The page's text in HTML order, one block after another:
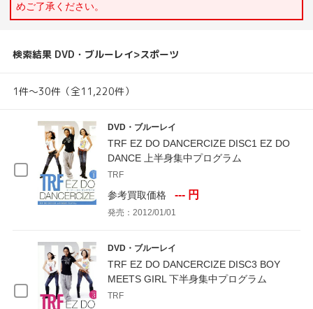
めご了承ください。
検索結果 DVD・ブルーレイ>スポーツ
1件～30件（全11,220件）
DVD・ブルーレイ
TRF EZ DO DANCERCIZE DISC1 EZ DO
DANCE 上半身集中プログラム
TRF
参考買取価格 --- 円
発売：2012/01/01
DVD・ブルーレイ
TRF EZ DO DANCERCIZE DISC3 BOY
MEETS GIRL 下半身集中プログラム
TRF